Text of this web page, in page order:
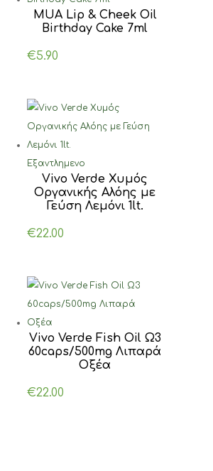
MUA Lip & Cheek Oil
Birthday Cake 7ml
€5.90
Εξαντλημενο
Vivo Verde Χυμός
Οργανικής Αλόης με
Γεύση Λεμόνι 1lt.
€22.00
Vivo Verde Fish Oil Ω3
60caps/500mg Λιπαρά
Οξέα
€22.00